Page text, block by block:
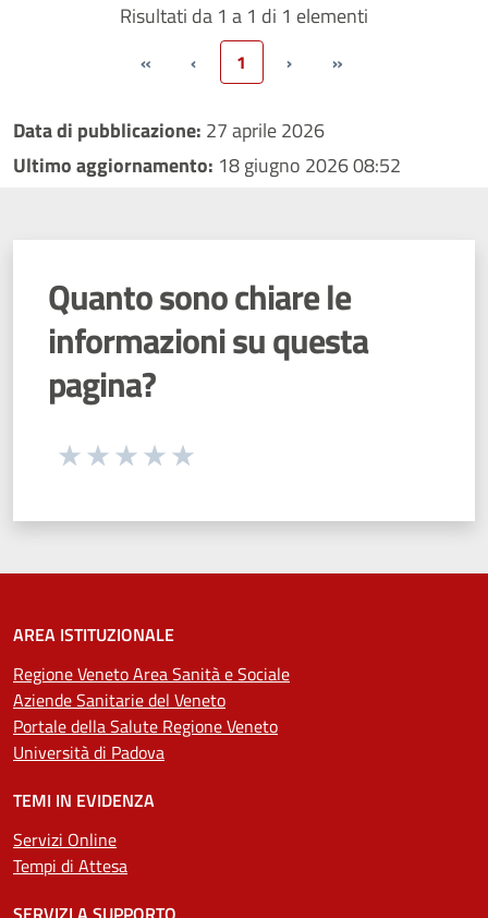
Risultati da 1 a 1 di 1 elementi
« ‹ 1 › »
Data di pubblicazione: 27 aprile 2026
Ultimo aggiornamento: 18 giugno 2026 08:52
Quanto sono chiare le
informazioni su questa
pagina?
Seleziona una valutazione da 1 a 5 stelle
AREA ISTITUZIONALE
Regione Veneto Area Sanità e Sociale
Aziende Sanitarie del Veneto
Portale della Salute Regione Veneto
Università di Padova
TEMI IN EVIDENZA
Servizi Online
Tempi di Attesa